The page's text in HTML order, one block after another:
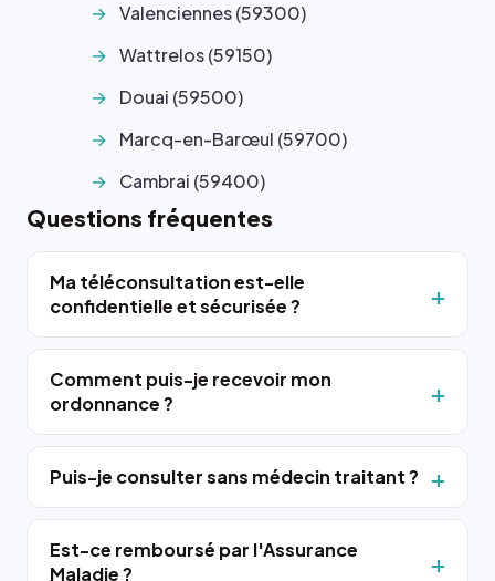
Valenciennes (59300)
Wattrelos (59150)
Douai (59500)
Marcq-en-Barœul (59700)
Cambrai (59400)
Questions fréquentes
Ma téléconsultation est-elle
confidentielle et sécurisée ?
Comment puis-je recevoir mon
ordonnance ?
Puis-je consulter sans médecin traitant ?
Est-ce remboursé par l'Assurance
Maladie ?